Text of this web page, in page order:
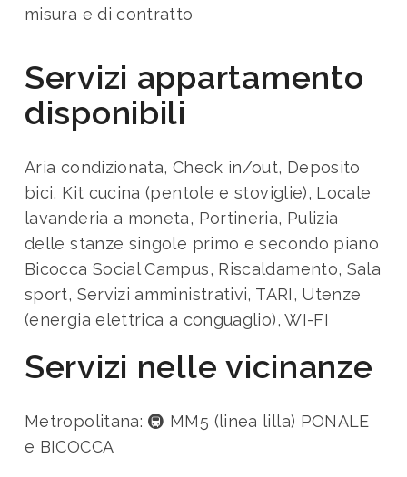
misura e di contratto
Servizi appartamento
disponibili
Aria condizionata, Check in/out, Deposito
bici, Kit cucina (pentole e stoviglie), Locale
lavanderia a moneta, Portineria, Pulizia
delle stanze singole primo e secondo piano
Bicocca Social Campus, Riscaldamento, Sala
sport, Servizi amministrativi, TARI, Utenze
(energia elettrica a conguaglio), WI-FI
Servizi nelle vicinanze
Metropolitana: 🚇 MM5 (linea lilla) PONALE
e BICOCCA